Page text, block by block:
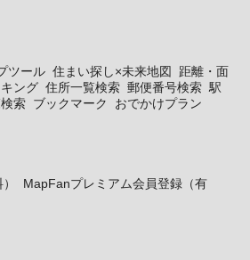
ツール 住まい探し×未来地図
距離・面
ング 住所一覧検索 郵便番号検索 駅
索 ブックマーク おでかけプラン
MapFanプレミアム会員登録（有